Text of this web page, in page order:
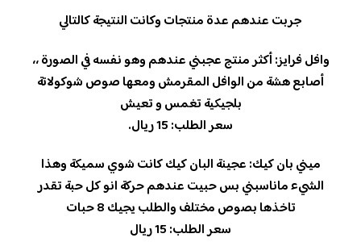
جربت عندهم عدة منتجات وكانت النتيجة كالتالي
وافل فرايز: أكثر منتج عجبني عندهم وهو نفسه في الصورة ،،
أصابع هشة من الوافل المقرمش ومعها صوص شوكولاتة
بلجيكية تغمس و تعيش
سعر الطلب: 15 ريال.
ميني بان كيك: عجينة البان كيك كانت شوي سميكة وهذا
الشيء ماناسبني بس حبيت عندهم حركة انو كل حبة تقدر
تاخذها بصوص مختلف والطلب يجيك 8 حبات
سعر الطلب: 15 ريال